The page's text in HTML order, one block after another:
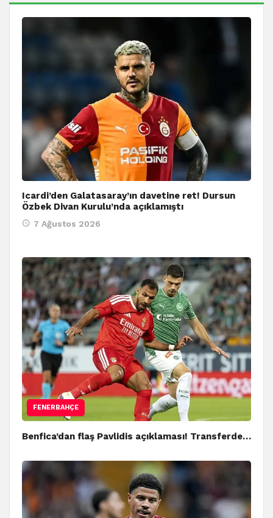
Icardi’den Galatasaray’ın davetine ret! Dursun
Özbek Divan Kurulu’nda açıklamıştı
7 Ağustos 2026
FENERBAHÇE
Benfica’dan flaş Pavlidis açıklaması! Transferde…